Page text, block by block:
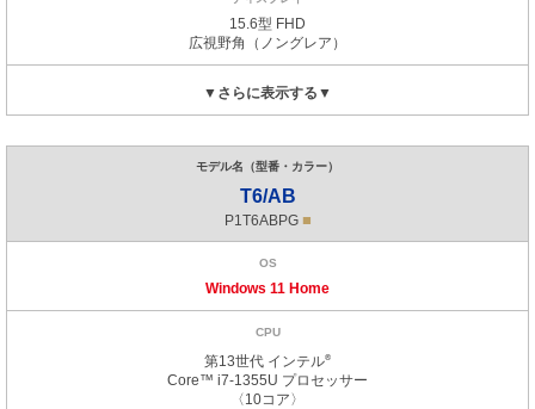
15.6型 FHD
広視野角
（ノングレア）
T6/AB
P1T6ABPG ■
Windows 11 Home
第13世代 インテル®
Core™ i7-1355U プロセッサー
〈10コア〉